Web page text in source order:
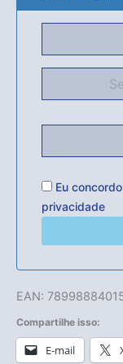
Eu
privacidade
EAN:
Compartilhe isso:
E-mail